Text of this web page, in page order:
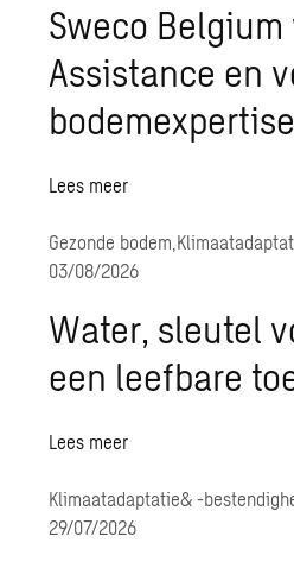
Sweco
Assistance en
bodemexpertise
Lees meer
Gezonde bodem,
03/08/2026
Water, sleutel
een leefbare
Lees meer
Klimaatadaptatie& -
29/07/2026